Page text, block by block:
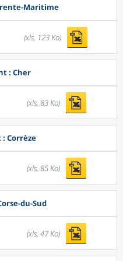
Maritime
(xls, 123 Ko)
: Cher
(xls, 83 Ko)
Corrèze
(xls, 85 Ko)
du-Sud
(xls, 47 Ko)